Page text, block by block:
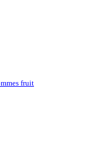
fruit